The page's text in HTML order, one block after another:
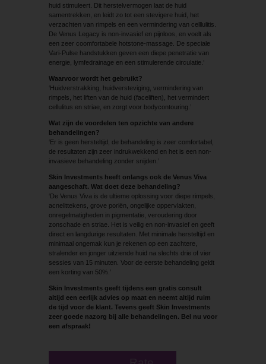
huid stimuleert. Dit herstelvermogen laat de huid
samentrekken, en leidt zo tot een stevigere huid, het
verzachten van rimpels en een vermindering van celllulitis.
De Venus Legacy is non-invasief en pijnloos, en voelt als
een zeer coomfortabele hotstone-massage. De speciale
Vari-Pulse handstukken geven een diepe penetratie van
energie, lymfedrainage en een stimulerende circulatie.’
Waarvoor wordt het gebruikt?
‘Huidverstrakking, huidversteviging, vermindering van
rimpels, het liften van de huid (faceliften), het vermindert
cellulitus en striae, en zorgt voor bodycontouring.’
Wat zijn de voordelen ten opzichte van andere
behandelingen?
‘Er is geen hersteltijd, de behandeling is zeer comfortabel,
de resultaten zijn zeer indrukwekkend en het is een non-
invasieve behandeling zonder snijden.’
Skin Investments heeft onlangs ook de Venus Viva
aangeschaft. Wat doet deze behandeling?
‘De Venus Viva is de ultieme oplossing voor diepe rimpels,
acnelittekens, grove poriën, ongelijke oppervlakten,
onregelmatigheden in pigmentatie, veroudering door
zonschade en striae. Het is veilig en non-invasief en geeft
direct en langdurige resultaten. Met minimale hersteltijd en
minimaal ongemak kun je rekenen op een zachtere,
stralender en jonger uitziende huid na slechts drie of vier
sessies van 15 minuten. Voor de eerste behandeling geldt
een korting van 50%.’
Skin Investments geeft tijdens een gratis consult
altijd een eerlijk advies op maat en neemt altijd ruim
de tijd voor de klant. Tevens geeft Skin Investments
zeer goede nazorg bij alle behandelingen. Bel nu voor
een afspraak!